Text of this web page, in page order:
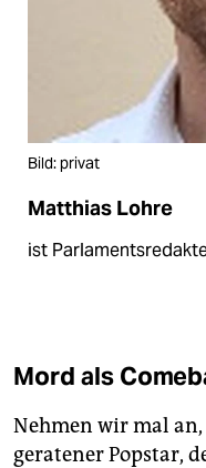
Bild: privat
Matthias Lohre
ist
Mord als
Nehmen wir mal
geratener Popstar,